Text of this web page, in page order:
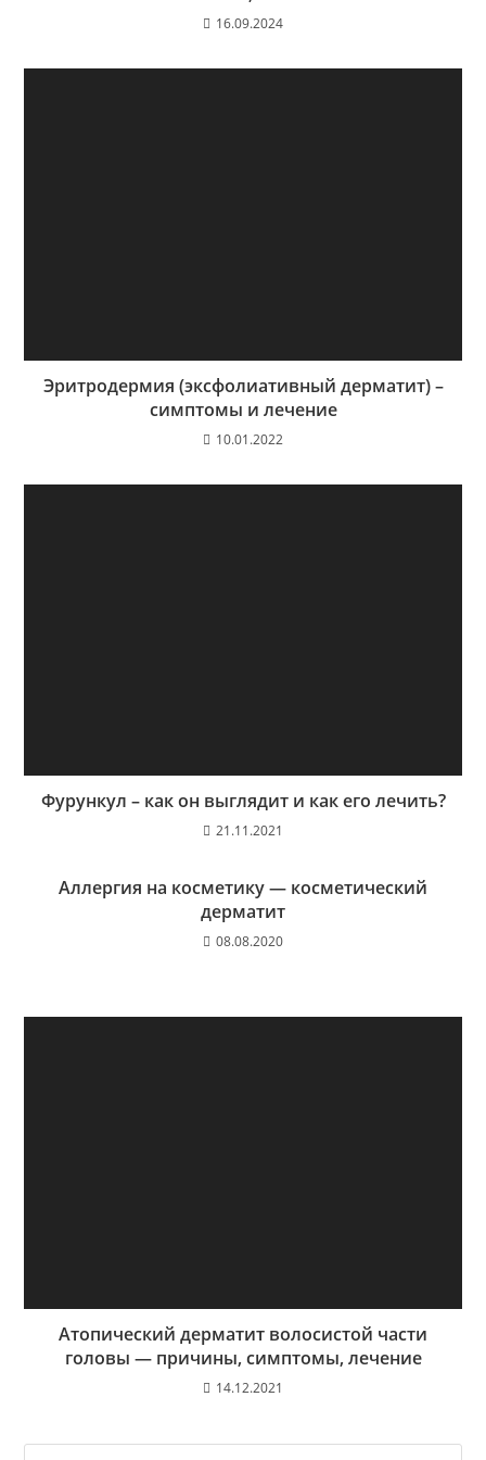
16.09.2024
Эритродермия (эксфолиативный дерматит) –
симптомы и лечение
10.01.2022
Фурункул – как он выглядит и как его лечить?
21.11.2021
Аллергия на косметику — косметический
дерматит
08.08.2020
Атопический дерматит волосистой части
головы — причины, симптомы, лечение
14.12.2021